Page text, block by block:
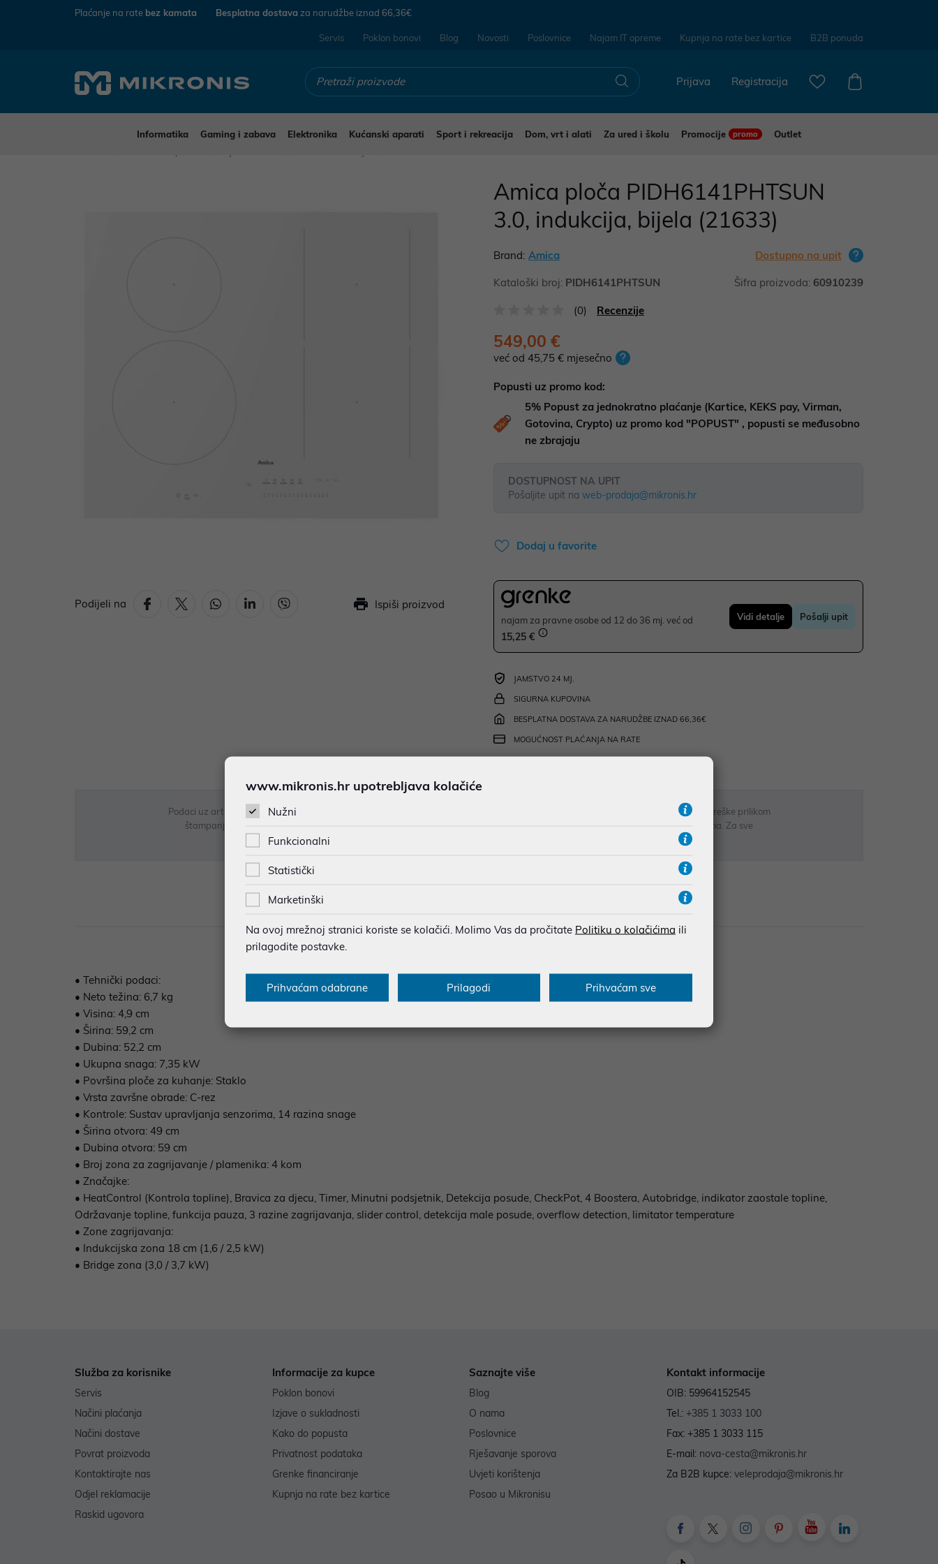
Plaćanje na rate bez kamata Besplatna dostava za narudžbe iznad 66,36€
Servis Poklon bonovi Blog Novosti Poslovnice Najam IT opreme Kupnja na rate bez kartice B2B ponuda
Registracija
Prijava
Informatika Gaming i zabava Elektronika Kućanski aparati Sport i rekreacija Dom, vrt i alati Za ured i školu Promocije promo
Outlet
Podijeli na Ispiši proizvod
Amica ploča PIDH6141PHTSUN
3.0, indukcija, bijela (21633)
Brand: Amica Dostupno na upit
Kataloški broj: PIDH6141PHTSUN Šifra proizvoda: 60910239
(0) Recenzije
549,00 €
već od 45,75 € mjesečno
Popusti uz promo kod:
5% Popust za jednokratno plaćanje (Kartice, KEKS pay, Virman,
Gotovina, Crypto) uz promo kod "POPUST" , popusti se međusobno
ne zbrajaju
DOSTUPNOST NA UPIT
Pošaljite upit na web-prodaja@mikronis.hr
Dodaj u favorite
najam za pravne osobe od 12 do 36 mj. već od
15,25 €
Vidi detalje Pošalji upit
JAMSTVO 24 MJ.
SIGURNA KUPOVINA
BESPLATNA DOSTAVA ZA NARUDŽBE IZNAD 66,36€
MOGUĆNOST PLAĆANJA NA RATE
Podaci uz artikle su prezentirani u dobroj namjeri. Mikronis d.o.o. ne odgovara za eventualne pogreške nastale u opisu proizvoda, greške prilikom
štampanja te promjene u dostupnosti i cijene. Slike artikala su ilustrativne prirode te ne moraju u potpunosti odgovarati artiklima. Za sve
eventualne nejasnoće možete nas kontaktirati na
• Tehnički podaci:
• Neto težina: 6,7 kg
• Visina: 4,9 cm
• Širina: 59,2 cm
• Dubina: 52,2 cm
• Ukupna snaga: 7,35 kW
• Površina ploče za kuhanje: Staklo
• Vrsta završne obrade: C-rez
• Kontrole: Sustav upravljanja senzorima, 14 razina snage
• Širina otvora: 49 cm
• Dubina otvora: 59 cm
• Broj zona za zagrijavanje / plamenika: 4 kom
• Značajke:
• HeatControl (Kontrola topline), Bravica za djecu, Timer, Minutni podsjetnik, Detekcija posude, CheckPot, 4 Boostera, Autobridge, indikator zaostale topline,
Održavanje topline, funkcija pauza, 3 razine zagrijavanja, slider control, detekcija male posude, overflow detection, limitator temperature
• Zone zagrijavanja:
• Indukcijska zona 18 cm (1,6 / 2,5 kW)
• Bridge zona (3,0 / 3,7 kW)
Služba za korisnike
Servis
Načini plaćanja
Načini dostave
Povrat proizvoda
Kontaktirajte nas
Odjel reklamacije
Raskid ugovora
Informacije za kupce
Poklon bonovi
Izjave o sukladnosti
Kako do popusta
Privatnost podataka
Grenke financiranje
Kupnja na rate bez kartice
Saznajte više
Blog
O nama
Poslovnice
Rješavanje sporova
Uvjeti korištenja
Posao u Mikronisu
Kontakt informacije
OIB: 59964152545
Tel.: +385 1 3033 100
Fax: +385 1 3033 115
E-mail: nova-cesta@mikronis.hr
Za B2B kupce: veleprodaja@mikronis.hr
www.mikronis.hr upotrebljava kolačiće
Nužni
Funkcionalni
Statistički
Marketinški
Na ovoj mrežnoj stranici koriste se kolačići. Molimo Vas da pročitate Politiku o kolačićima ili
prilagodite postavke.
Prihvaćam odabrane Prilagodi Prihvaćam sve